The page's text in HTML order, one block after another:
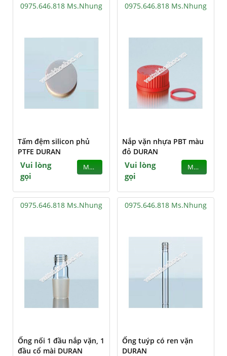
0975.646.818 Ms.Nhung
Tấm đệm silicon phủ
PTFE DURAN
Vui lòng
gọi
MUA
0975.646.818 Ms.Nhung
Nắp vặn nhựa PBT màu
đỏ DURAN
Vui lòng
gọi
MUA
0975.646.818 Ms.Nhung
Ống nối 1 đầu nắp vặn, 1
đầu cổ mài DURAN
0975.646.818 Ms.Nhung
Ống tuýp có ren vặn
DURAN